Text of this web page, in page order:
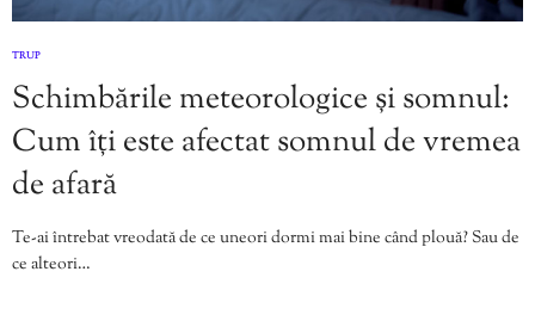
TRUP
Schimbările meteorologice și somnul:
Cum îți este afectat somnul de vremea
de afară
Te-ai întrebat vreodată de ce uneori dormi mai bine când plouă? Sau de
ce alteori…